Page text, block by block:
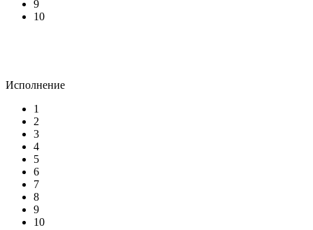
9
10
Исполнение
1
2
3
4
5
6
7
8
9
10